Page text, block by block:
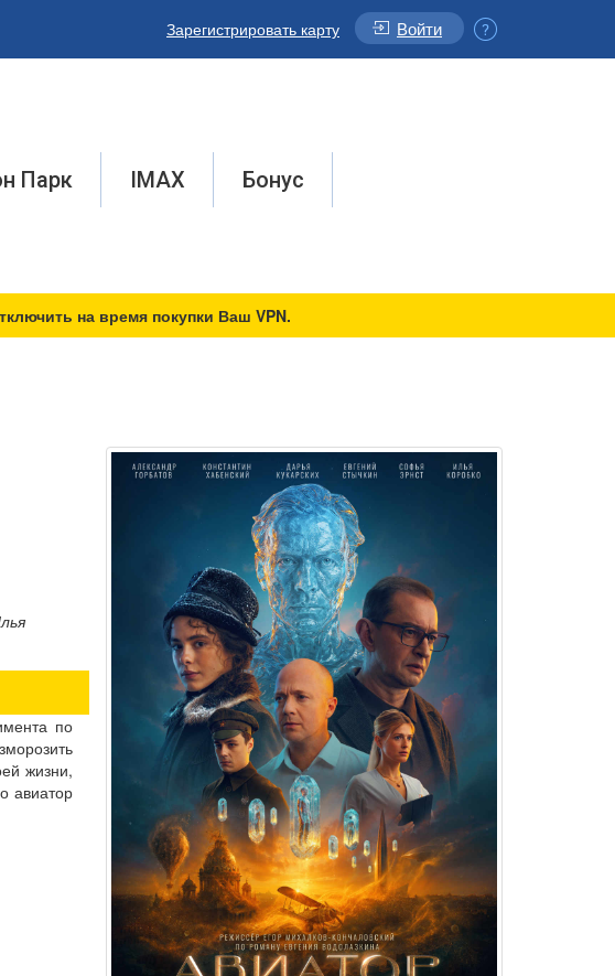
Зарегистрировать карту Войти
Парк IMAX Бонус
на время покупки Ваш VPN.
по
жизни,
авиатор